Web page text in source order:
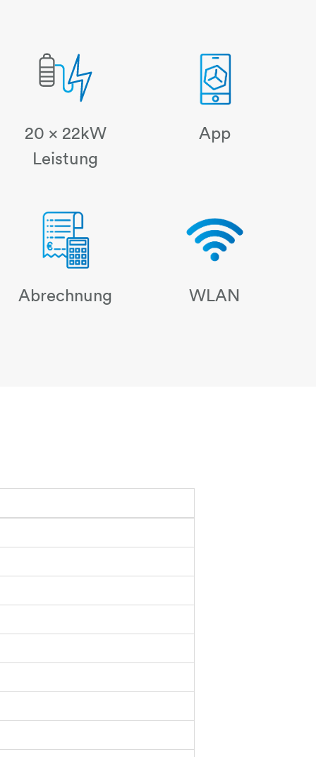
batterie-blitz
20 x 22kW
Leistung
App
Abrechnung WLAN